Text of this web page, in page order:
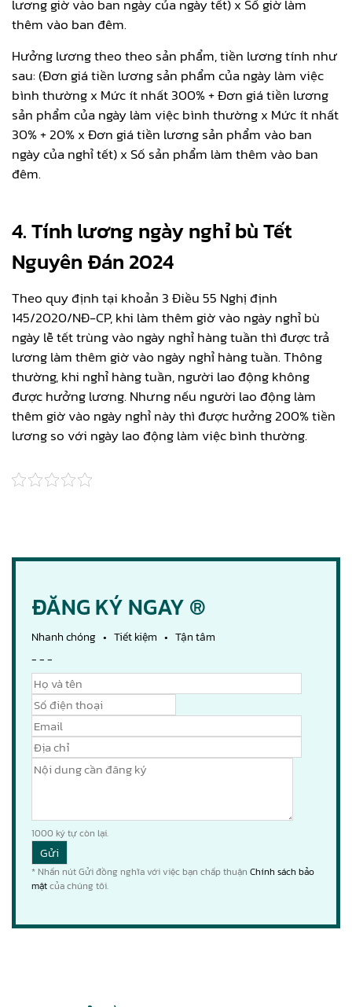
lương giờ vào ban ngày của ngày tết) x Số giờ làm
thêm vào ban đêm.
Hưởng lương theo theo sản phẩm, tiền lương tính như
sau: (Đơn giá tiền lương sản phẩm của ngày làm việc
bình thường x Mức ít nhất 300% + Đơn giá tiền lương
sản phẩm của ngày làm việc bình thường x Mức ít nhất
30% + 20% x Đơn giá tiền lương sản phẩm vào ban
ngày của nghỉ tết) x Số sản phẩm làm thêm vào ban
đêm.
4. Tính lương ngày nghỉ bù Tết
Nguyên Đán 2024
Theo quy định tại khoản 3 Điều 55 Nghị định
145/2020/NĐ-CP, khi làm thêm giờ vào ngày nghỉ bù
ngày lễ tết trùng vào ngày nghỉ hàng tuần thì được trả
lương làm thêm giờ vào ngày nghỉ hàng tuần. Thông
thường, khi nghỉ hàng tuần, người lao động không
được hưởng lương. Nhưng nếu người lao động làm
thêm giờ vào ngày nghỉ này thì được hưởng 200% tiền
lương so với ngày lao động làm việc bình thường.
ĐĂNG KÝ NGAY ®
Nhanh chóng • Tiết kiệm • Tận tâm
- - -
1000 ký tự còn lại.
* Nhấn nút Gửi đồng nghĩa với việc bạn chấp thuận Chính sách bảo
mậtcủa chúng tôi.